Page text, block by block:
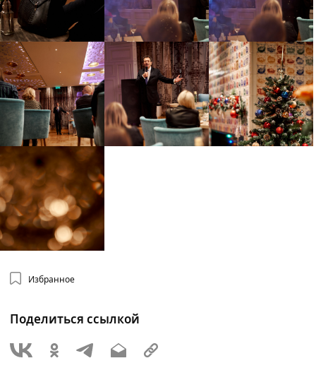
Избранное
Поделиться ссылкой